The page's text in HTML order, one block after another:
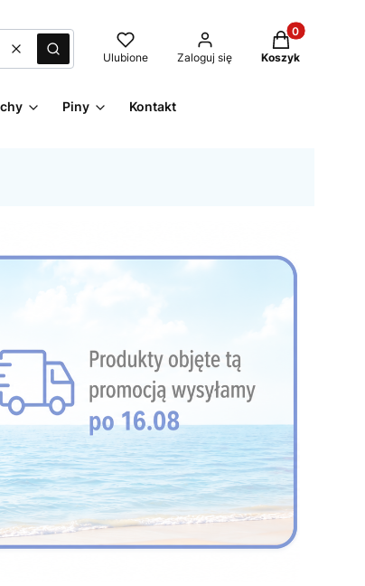
WyczyśćSzukaj Ulubione Zaloguj się
Produkty w
Koszyk
Piny Kontakt